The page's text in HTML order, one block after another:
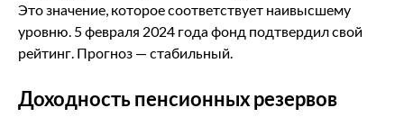
Это значение, которое соответствует наивысшему
уровню. 5 февраля 2024 года фонд подтвердил свой
рейтинг. Прогноз — стабильный.
Доходность пенсионных резервов